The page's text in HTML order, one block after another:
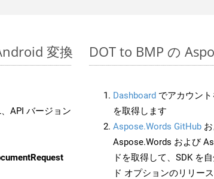
変換
API バージョン
DOT to BMP の
Dashboard でアカウン
を取得します
Aspose.Words GitHub
Aspose.Words および
ドを取得して、SDK を
ド オプションのリリー